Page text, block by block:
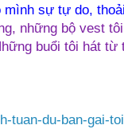
sự tự do,
những bộ vest
buổi tôi hát từ
tuan-du-ban-gai-